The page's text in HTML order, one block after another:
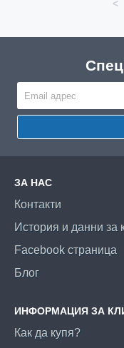
<
ЗА НАС
Контакти
История и данни за
Facebook страница
Блог
ИНФОРМАЦИЯ ЗА
Как да купя?